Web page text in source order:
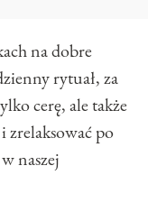
na dobre
rytuał, za
cerę, ale także
zrelaksować po
naszej